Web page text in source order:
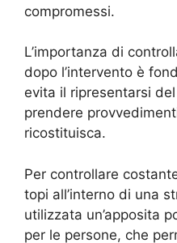
compromessi.
L’importanza di
dopo l’intervento è
evita il ripresentarsi
prendere
ricostituisca.
Per controllare
topi all’interno di una
utilizzata un’apposita
per le persone, che